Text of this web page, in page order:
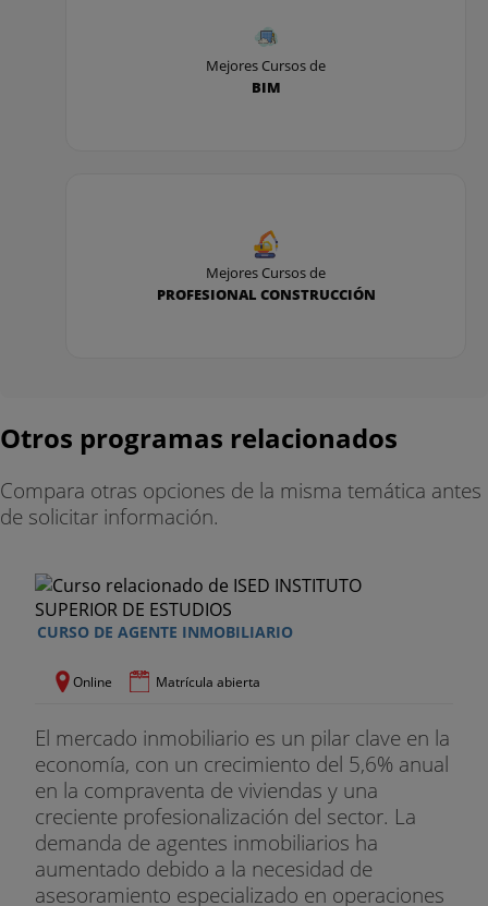
Mejores Cursos de
BIM
Mejores Cursos de
PROFESIONAL CONSTRUCCIÓN
Otros programas relacionados
Compara otras opciones de la misma temática antes
de solicitar información.
CURSO DE AGENTE INMOBILIARIO
Online Matrícula abierta
El mercado inmobiliario es un pilar clave en la
economía, con un crecimiento del 5,6% anual
en la compraventa de viviendas y una
creciente profesionalización del sector. La
demanda de agentes inmobiliarios ha
aumentado debido a la necesidad de
asesoramiento especializado en operaciones